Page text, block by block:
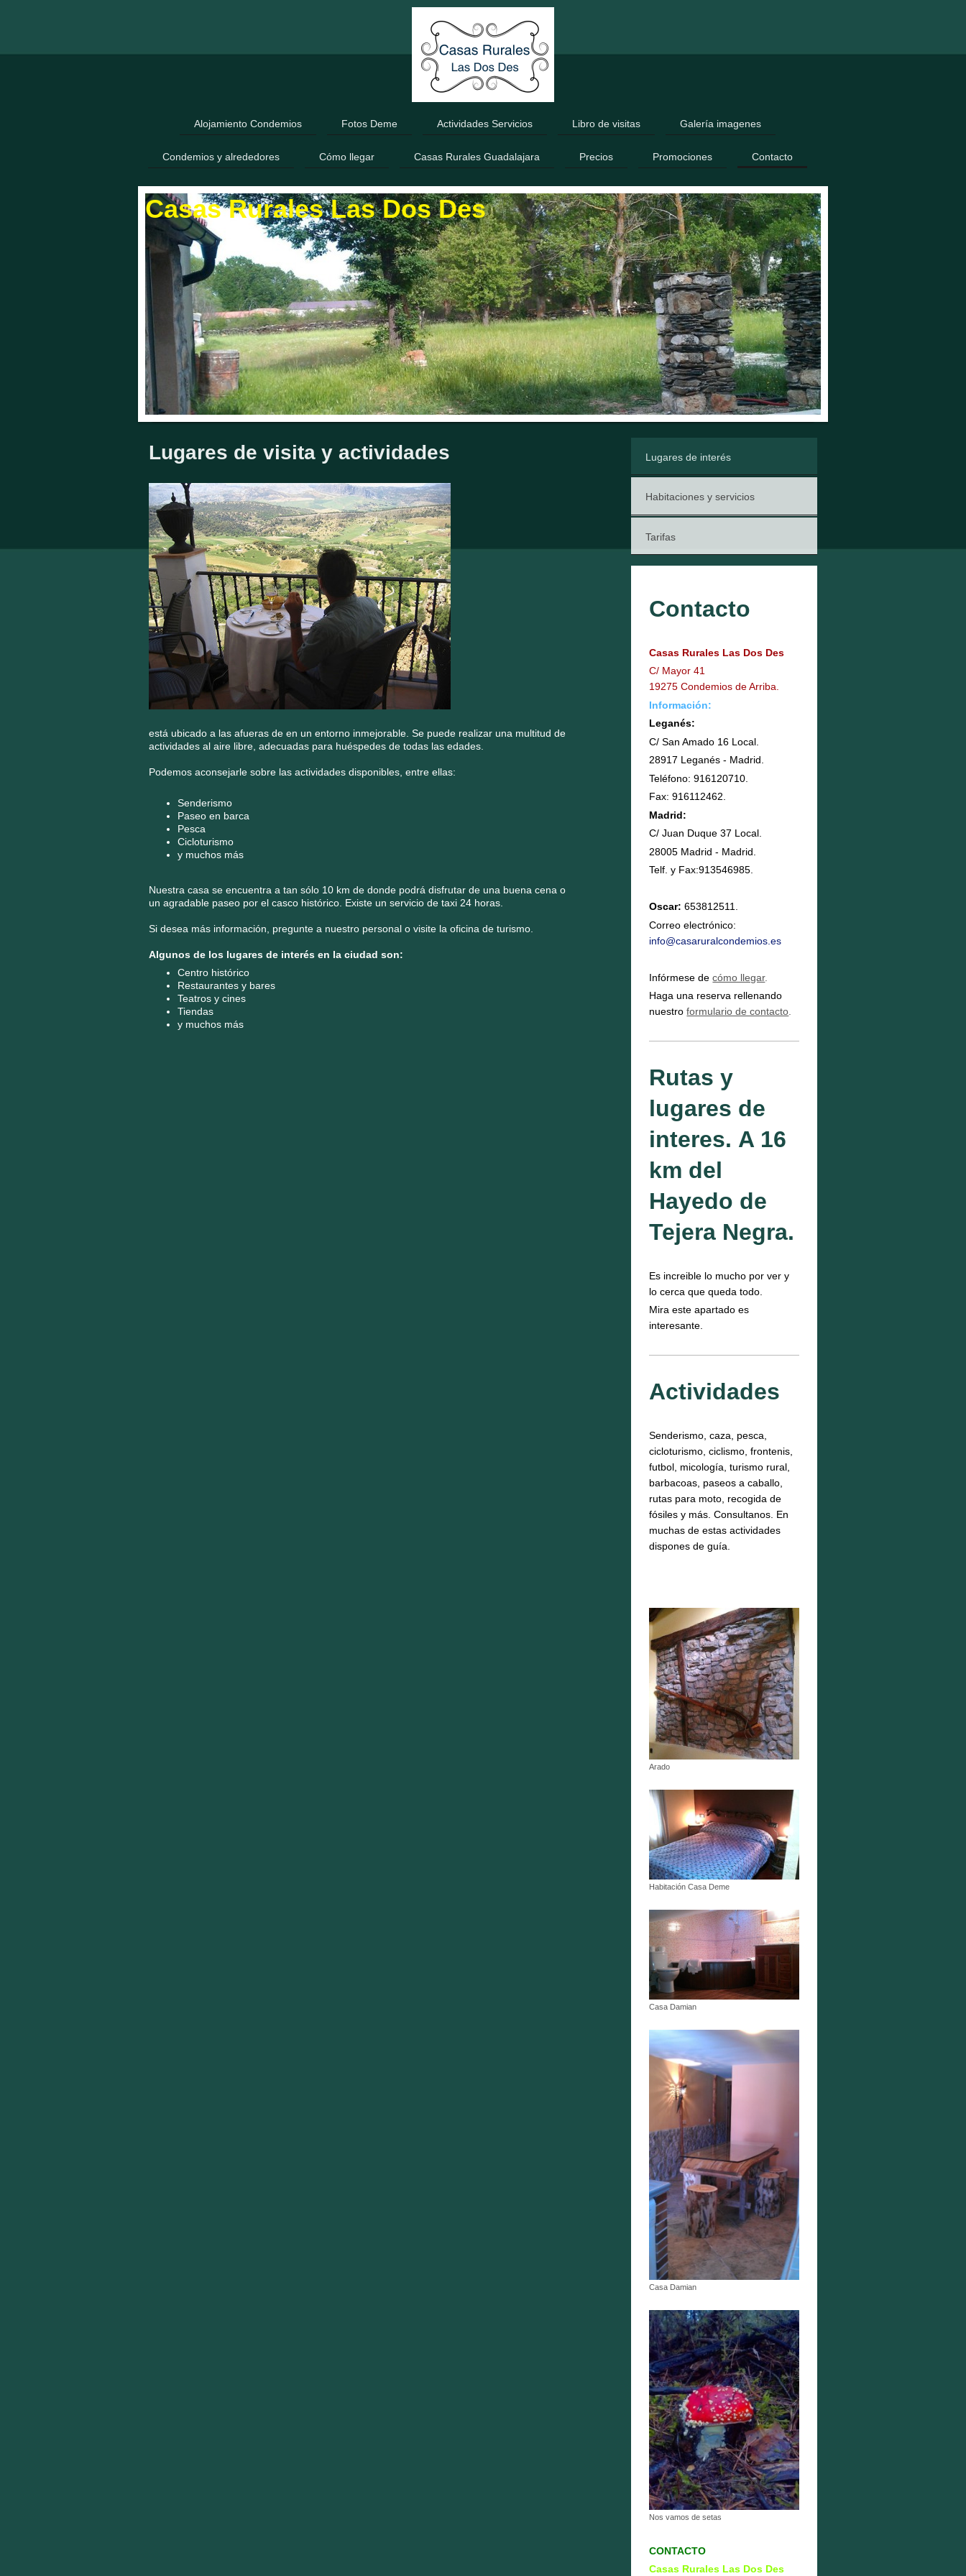
Alojamiento Condemios Fotos Deme Actividades Servicios Libro de visitas Galería imagenes
Condemios y alrededores Cómo llegar Casas Rurales Guadalajara Precios Promociones Contacto
Casas Rurales Las Dos Des
Lugares de visita y actividades
está ubicado a las afueras de en un entorno inmejorable. Se puede realizar una multitud de
actividades al aire libre, adecuadas para huéspedes de todas las edades.
Podemos aconsejarle sobre las actividades disponibles, entre ellas:
Senderismo
Paseo en barca
Pesca
Cicloturismo
y muchos más
Nuestra casa se encuentra a tan sólo 10 km de donde podrá disfrutar de una buena cena o
un agradable paseo por el casco histórico. Existe un servicio de taxi 24 horas.
Si desea más información, pregunte a nuestro personal o visite la oficina de turismo.
Algunos de los lugares de interés en la ciudad son:
Centro histórico
Restaurantes y bares
Teatros y cines
Tiendas
y muchos más
Lugares de interés
Habitaciones y servicios
Tarifas
Contacto
Casas Rurales Las Dos Des
C/ Mayor 41
19275 Condemios de Arriba.
Información:
Leganés:
C/ San Amado 16 Local.
28917 Leganés - Madrid.
Teléfono: 916120710.
Fax: 916112462.
Madrid:
C/ Juan Duque 37 Local.
28005 Madrid - Madrid.
Telf. y Fax: 913546985.
Oscar: 653812511.
Correo electrónico:
info@casaruralcondemios.es
Infórmese de cómo llegar.
Haga una reserva rellenando
nuestro formulario de contacto.
Rutas y
lugares de
interes. A 16
km del
Hayedo de
Tejera Negra.
Es increible lo mucho por ver y
lo cerca que queda todo.
Mira este apartado es
interesante.
Actividades
Senderismo, caza, pesca,
cicloturismo, ciclismo, frontenis,
futbol, micología, turismo rural,
barbacoas, paseos a caballo,
rutas para moto, recogida de
fósiles y más. Consultanos. En
muchas de estas actividades
dispones de guía.
Arado
Habitación Casa Deme
Casa Damian
Casa Damian
Nos vamos de setas
CONTACTO
Casas Rurales Las Dos Des